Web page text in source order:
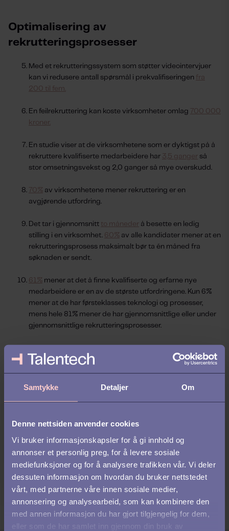
Samtykke Detaljer Om
Denne nettsiden anvender cookies
Vi bruker informasjonskapsler for å gi innhold og
annonser et personlig preg, for å levere sosiale
mediefunksjoner og for å analysere trafikken vår. Vi deler
dessuten informasjon om hvordan du bruker nettstedet
vårt, med partnerne våre innen sosiale medier,
annonsering og analysearbeid, som kan kombinere den
med annen informasjon du har gjort tilgjengelig for dem,
eller som de har samlet inn gjennom din bruk av
Optimalisering av
rekrutteringsprosesser
Med et rekrutteringssystem som støtter videointervjuer
kan vi redusere antall spørsmål i prekvalifiseringen fra
200 til fem.
En feilrekruttering kan koste virksomheter omlag 700 000
kroner.
En studie viser at de virksomhetene som er dyktigst på å
rekruttere kvalifiserte medarbeidere har 3,5 ganger så
stor omsetningsvekst og 2,0 ganger så mye overskudd.
70% av virksomhetene mener rekruttering er en
avgjørende utfordring.
Det tar i gjennomsnitt to måneder å besette en ledig
stilling i en virksomhet. 60% av alle kandidater mener at en
rekrutteringsprosess maksimalt bør ta én måned fra
søknaden er sendt.
61% mener at det å finne kvalifiserte og erfarne nye
medarbeidere er en av de største utfordringene. Kun 6%
mener at de har førsteklasses teknologi og prosesser,
mens hele 81% mener de har gjennomsnittlige eller under
gjennomsnittlige rekrutteringsprosesser.
Les også:Kampen om talentene: 3 måter å lykkes på i